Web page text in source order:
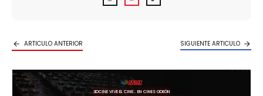
ARTICULO ANTERIOR SIGUIENTE ARTICULO
3DCINE VIVE EL CINE… EN CINES ODEÓN